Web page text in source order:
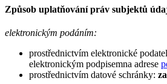
Způsob uplatňování práv subjektů
elektronickým podáním:
prostřednictvím elektronické
elektronickým podpisemna adrese
prostřednictvím datové schránky: